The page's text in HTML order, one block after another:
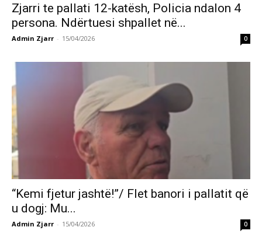
Zjarri te pallati 12-katësh, Policia ndalon 4
persona. Ndërtuesi shpallet në...
Admin Zjarr - 15/04/2026 0
“Kemi fjetur jashtë!”/ Flet banori i pallatit që
u dogj: Mu...
Admin Zjarr - 15/04/2026 0